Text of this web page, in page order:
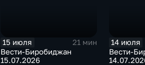
15 июля
21 мин
Вести-Биробиджан
15.07.2026
14 июля
Вести-